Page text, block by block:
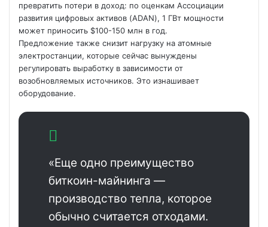
превратить потери в доход: по оценкам Ассоциации
развития цифровых активов (ADAN), 1 ГВт мощности
может приносить $100-150 млн в год.
Предложение также снизит нагрузку на атомные
электростанции, которые сейчас вынуждены
регулировать выработку в зависимости от
возобновляемых источников. Это изнашивает
оборудование.
«Еще одно преимущество
биткоин-майнинга —
производство тепла, которое
обычно считается отходами.